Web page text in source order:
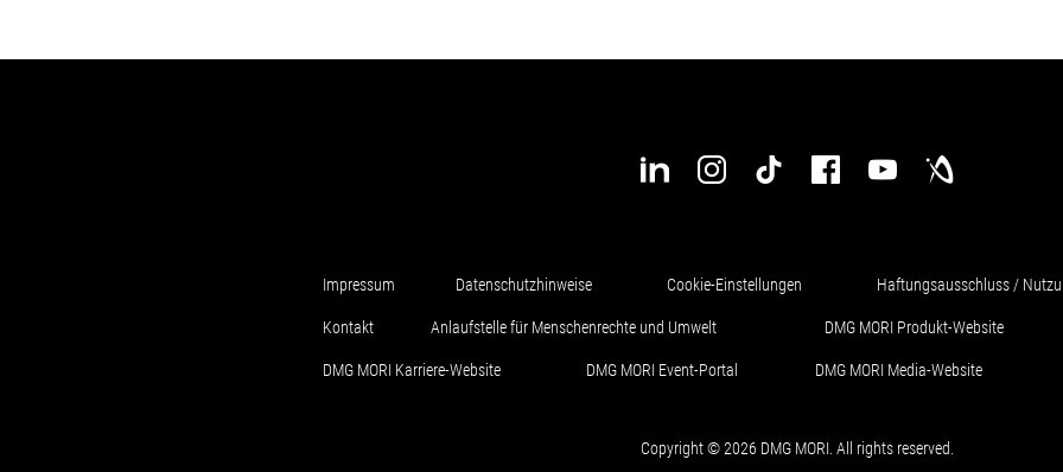
Impressum Datenschutzhinweise Cookie-Einstellungen Haftungsausschluss /
Kontakt Anlaufstelle für Menschenrechte und Umwelt DMG MORI Produkt-Website
DMG MORI Karriere-Website DMG MORI Event-Portal DMG MORI Media-Website
Copyright © 2026 DMG MORI. All rights reserved.